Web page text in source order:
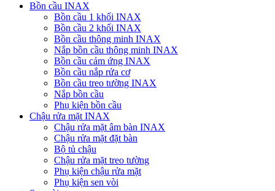
Bồn cầu INAX
Bồn cầu 1 khối INAX
Bồn cầu 2 khối INAX
Bồn cầu thông minh INAX
Nắp bồn cầu thông minh INAX
Bồn cầu cảm ứng INAX
Bồn cầu nắp rửa cơ
Bồn cầu treo tường INAX
Nắp bồn cầu
Phụ kiện bồn cầu
Chậu rửa mặt INAX
Chậu rửa mặt âm bàn INAX
Chậu rửa mặt đặt bàn
Bộ tủ chậu
Chậu rửa mặt treo tường
Phụ kiện chậu rửa mặt
Phụ kiện sen vòi